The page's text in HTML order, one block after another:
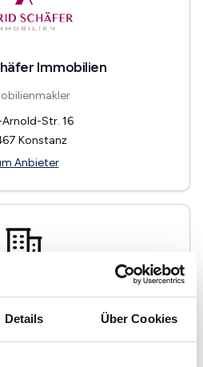
Details Über Cookies
Immobilien
Str. 16
Konstanz
Anbieter